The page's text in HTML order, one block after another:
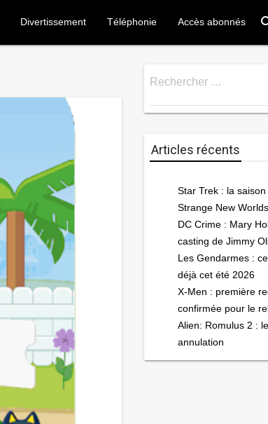
Divertissement Téléphonie Accès abonnés
Rechercher …
Articles récents
Star Trek : la
Strange New Worlds
DC Crime : Mary
casting de Jimmy
Les Gendarmes :
déjà cet été 2026
X-Men : première
confirmée pour le
Alien: Romulus 2 :
annulation